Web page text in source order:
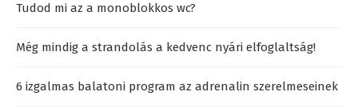
Tudod mi az a monoblokkos wc?
Még mindig a strandolás a kedvenc nyári elfoglaltság!
6 izgalmas balatoni program az adrenalin szerelmeseinek